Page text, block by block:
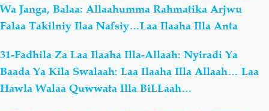
Wa Janga, Balaa: Allaahumma Rahmatika Arjwu
Falaa Takilniy Ilaa Nafsiy…Laa Ilaaha Illa Anta
31-Fadhila Za Laa Ilaaha Illa-Allaah: Nyiradi Ya
Baada Ya Kila Swalaah: Laa Ilaaha Illa Allaah… Laa
Hawla Walaa Quwwata Illa BiLLaah…